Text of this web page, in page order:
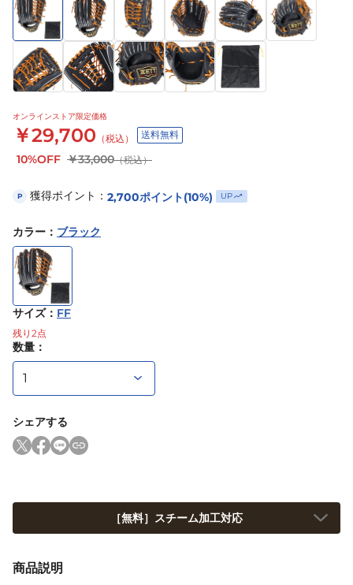
オンラインストア限定価格
￥29,700 （税込） 送料無料
10%OFF ￥33,000（税込）
P 獲得ポイント： 2,700ポイント(10%) UP
カラー ： ブラック
サイズ： FF
残り 2 点
数量：
シェアする
［無料］スチーム加工対応
商品説明